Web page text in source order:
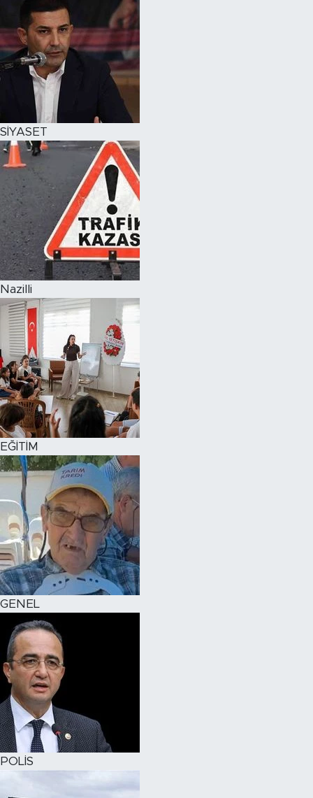
SİYASET
Nazilli
EĞİTİM
GENEL
POLİS